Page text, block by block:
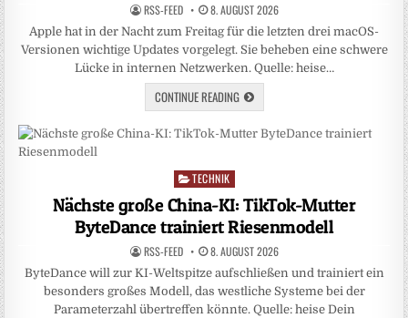
RSS-FEED 8. AUGUST 2026
Apple hat in der Nacht zum Freitag für die letzten drei macOS-
Versionen wichtige Updates vorgelegt. Sie beheben eine schwere
Lücke in internen Netzwerken. Quelle: heise…
CONTINUE READING
Posted
in
TECHNIK
Nächste große China-KI: TikTok-Mutter
ByteDance trainiert Riesenmodell
RSS-FEED 8. AUGUST 2026
ByteDance will zur KI-Weltspitze aufschließen und trainiert ein
besonders großes Modell, das westliche Systeme bei der
Parameterzahl übertreffen könnte. Quelle: heise Dein